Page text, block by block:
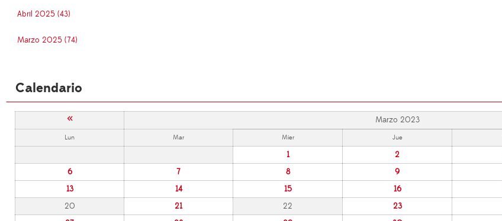
Abril 2025 (43)
Marzo 2025 (74)
Calendario
« Marzo 2023
Lun Mar Mier Jue
1 2
6
7 8 9
13
14 15 16
20
21 22 23